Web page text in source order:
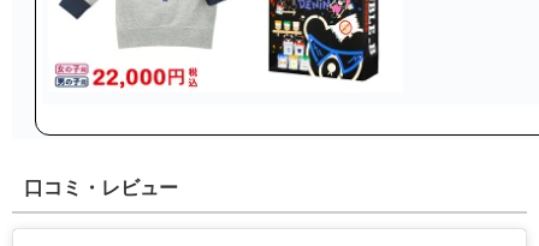
口コミ・レビュー